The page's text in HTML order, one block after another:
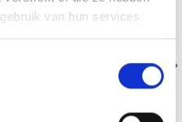
van hun services.